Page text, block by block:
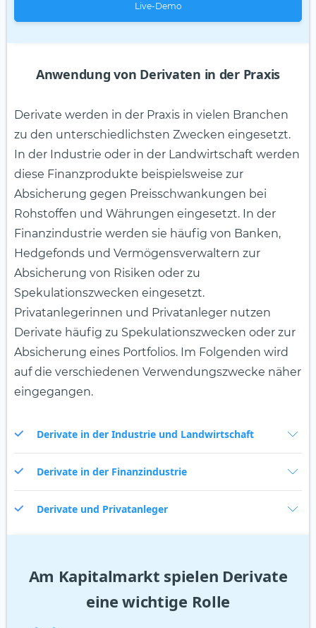
Live-Demo
Anwendung von Derivaten in der Praxis
Derivate werden in der Praxis in vielen Branchen
zu den unterschiedlichsten Zwecken eingesetzt.
In der Industrie oder in der Landwirtschaft werden
diese Finanzprodukte beispielsweise zur
Absicherung gegen Preisschwankungen bei
Rohstoffen und Währungen eingesetzt. In der
Finanzindustrie werden sie häufig von Banken,
Hedgefonds und Vermögensverwaltern zur
Absicherung von Risiken oder zu
Spekulationszwecken eingesetzt.
Privatanlegerinnen und Privatanleger nutzen
Derivate häufig zu Spekulationszwecken oder zur
Absicherung eines Portfolios. Im Folgenden wird
auf die verschiedenen Verwendungszwecke näher
eingegangen.
Derivate in der Industrie und Landwirtschaft
Derivate in der Finanzindustrie
Derivate und Privatanleger
Am Kapitalmarkt spielen Derivate
eine wichtige Rolle